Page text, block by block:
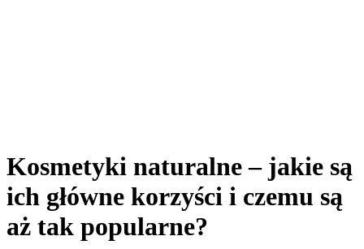
Kosmetyki naturalne – jakie są
ich główne korzyści i czemu są
aż tak popularne?